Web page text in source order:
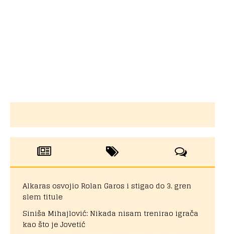
Alkaras osvojio Rolan Garos i stigao do 3. gren
slem titule
Siniša Mihajlović: Nikada nisam trenirao igrača
kao što je Jovetić